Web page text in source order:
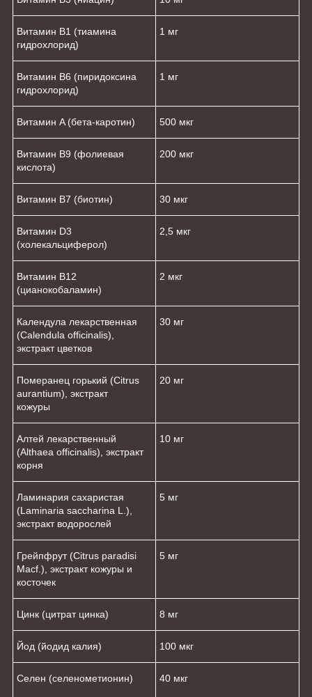
Витамин B1 (тиамина
гидрохлорид)
1 мг
Витамин B6 (пиридоксина
гидрохлорид)
1 мг
Витамин A (бета-каротин) 500 мкг
Витамин B9 (фолиевая
кислота)
200 мкг
Витамин B7 (биотин) 30 мкг
Витамин D3
(холекальциферол)
2,5 мкг
Витамин B12
(цианокобаламин)
2 мкг
Календула лекарственная
(Calendula officinalis),
экстракт цветков
30 мг
Померанец горький (Citrus
aurantium), экстракт
кожуры
20 мг
Алтей лекарственный
(Althaea officinalis), экстракт
корня
10 мг
Ламинария сахаристая
(Laminaria saccharina L.),
экстракт водорослей
5 мг
Грейпфрут (Citrus paradisi
Macf.), экстракт кожуры и
косточек
5 мг
Цинк (цитрат цинка) 8 мг
Йод (йодид калия) 100 мкг
Селен (селенометионин) 40 мкг